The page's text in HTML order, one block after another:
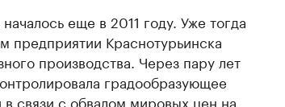
еще в 2011 году. Уже тогда
предприятии Краснотурьинска
производства. Через пару лет
градообразующее
связи с обвалом мировых цен на